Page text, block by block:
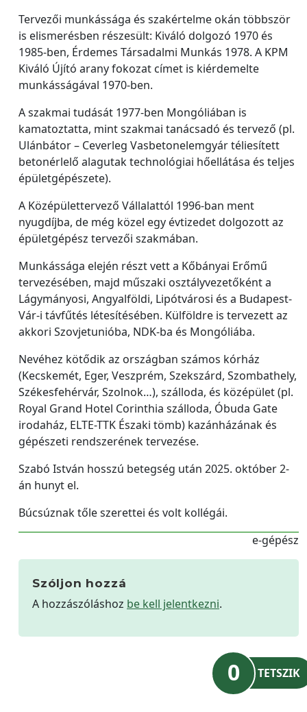
Tervezői munkássága és szakértelme okán többször
is elismerésben részesült: Kiváló dolgozó 1970 és
1985-ben, Érdemes Társadalmi Munkás 1978. A KPM
Kiváló Újító arany fokozat címet is kiérdemelte
munkásságával 1970-ben.
A szakmai tudását 1977-ben Mongóliában is
kamatoztatta, mint szakmai tanácsadó és tervező (pl.
Ulánbátor – Ceverleg Vasbetonelemgyár téliesített
betonérlelő alagutak technológiai hőellátása és teljes
épületgépészete).
A Középülettervező Vállalattól 1996-ban ment
nyugdíjba, de még közel egy évtizedet dolgozott az
épületgépész tervezői szakmában.
Munkássága elején részt vett a Kőbányai Erőmű
tervezésében, majd műszaki osztályvezetőként a
Lágymányosi, Angyalföldi, Lipótvárosi és a Budapest-
Vár-i távfűtés létesítésében. Külföldre is tervezett az
akkori Szovjetunióba, NDK-ba és Mongóliába.
Nevéhez kötődik az országban számos kórház
(Kecskemét, Eger, Veszprém, Szekszárd, Szombathely,
Székesfehérvár, Szolnok…), szálloda, és középület (pl.
Royal Grand Hotel Corinthia szálloda, Óbuda Gate
irodaház, ELTE-TTK Északi tömb) kazánházának és
gépészeti rendszerének tervezése.
Szabó István hosszú betegség után 2025. október 2-
án hunyt el.
Búcsúznak tőle szerettei és volt kollégái.
e-gépész
Szóljon hozzá
A hozzászóláshoz be kell jelentkezni.
0 TETSZIK